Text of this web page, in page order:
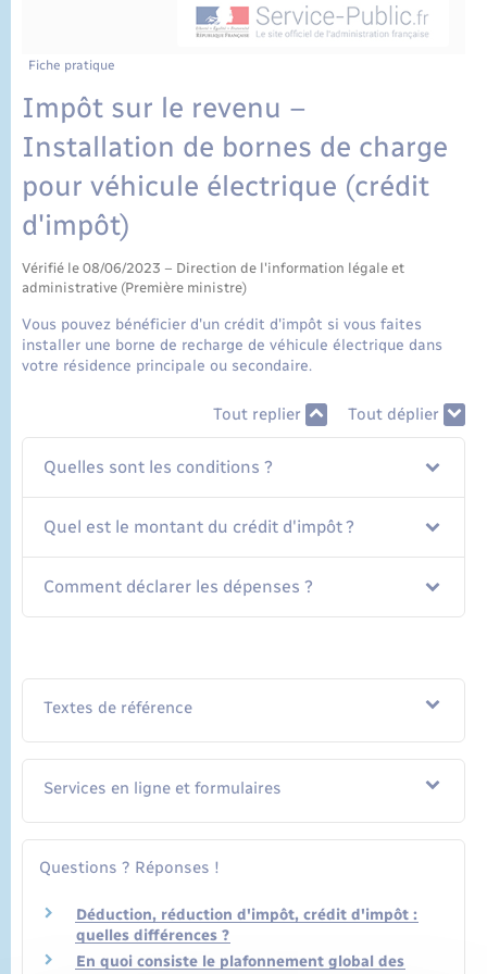
Fiche pratique
Impôt sur le revenu –
Installation de bornes de charge
pour véhicule électrique (crédit
d'impôt)
Vérifié le 08/06/2023 – Direction de l'information légale et
administrative (Première ministre)
Vous pouvez bénéficier d'un crédit d'impôt si vous faites
installer une borne de recharge de véhicule électrique dans
votre résidence principale ou secondaire.
Tout replier Tout déplier
Quelles sont les conditions ?
Quel est le montant du crédit d'impôt ?
Comment déclarer les dépenses ?
Textes de référence
Services en ligne et formulaires
Questions ? Réponses !
Déduction, réduction d'impôt, crédit d'impôt :
quelles différences ?
En quoi consiste le plafonnement global des